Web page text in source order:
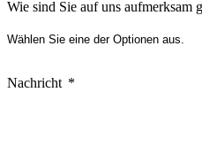
Wie sind Sie auf uns aufmerksam
Nachricht